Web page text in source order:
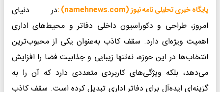
پایگاه خبری تحلیلی نامه نیوز (namehnews.com) :
در دنیای
امروز، طراحی و دکوراسیون داخلی دفاتر و محیط‌های اداری
اهمیت ویژه‌ای دارد. سقف کاذب به‌عنوان یکی از محبوب‌ترین
انتخاب‌ها در این حوزه، نه‌تنها زیبایی و جذابیت فضا را افزایش
می‌دهد، بلکه ویژگی‌های کاربردی متعددی دارد که آن را به
گزینه‌ای ایده‌آل برای دفاتر اداری تبدیل کرده است. سقف کاذب